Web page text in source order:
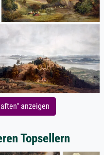
anzeigen
Topsellern